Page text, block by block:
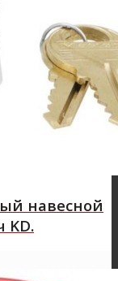
навесной
KD.